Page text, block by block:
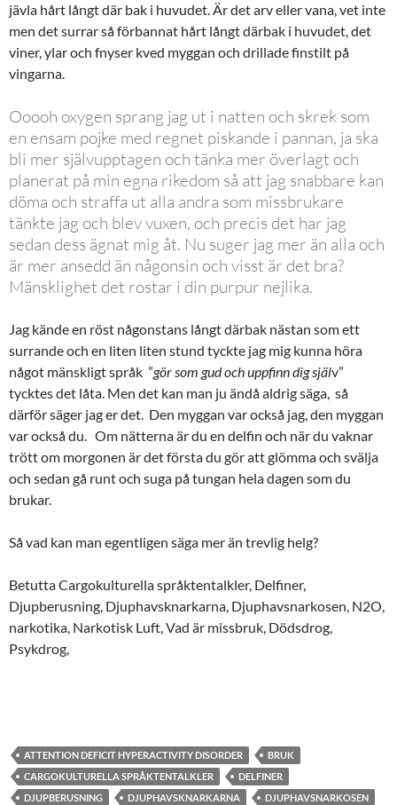
jävla hårt långt där bak i huvudet. Är det arv eller vana, vet inte
men det surrar så förbannat hårt långt därbak i huvudet, det
viner, ylar och fnyser kved myggan och drillade finstilt på
vingarna.
Ooooh oxygen sprang jag ut i natten och skrek som
en ensam pojke med regnet piskande i pannan, ja ska
bli mer självupptagen och tänka mer överlagt och
planerat på min egna rikedom så att jag snabbare kan
döma och straffa ut alla andra som missbrukare
tänkte jag och blev vuxen, och precis det har jag
sedan dess ägnat mig åt. Nu suger jag mer än alla och
är mer ansedd än någonsin och visst är det bra?
Mänsklighet det rostar i din purpur nejlika.
Jag kände en röst någonstans långt därbak nästan som ett
surrande och en liten liten stund tyckte jag mig kunna höra
något mänskligt språk ”gör som gud och uppfinn dig själv”
tycktes det låta. Men det kan man ju ändå aldrig säga, så
därför säger jag er det. Den myggan var också jag, den myggan
var också du. Om nätterna är du en delfin och när du vaknar
trött om morgonen är det första du gör att glömma och svälja
och sedan gå runt och suga på tungan hela dagen som du
brukar.
Så vad kan man egentligen säga mer än trevlig helg?
Betutta Cargokulturella språktentalkler, Delfiner,
Djupberusning, Djuphavsknarkarna, Djuphavsnarkosen, N2O,
narkotika, Narkotisk Luft, Vad är missbruk, Dödsdrog,
Psykdrog,
ATTENTION DEFICIT HYPERACTIVITY DISORDER
BRUK
CARGOKULTURELLA SPRÅKTENTALKLER
DELFINER
DJUPBERUSNING
DJUPHAVSKNARKARNA
DJUPHAVSNARKOSEN